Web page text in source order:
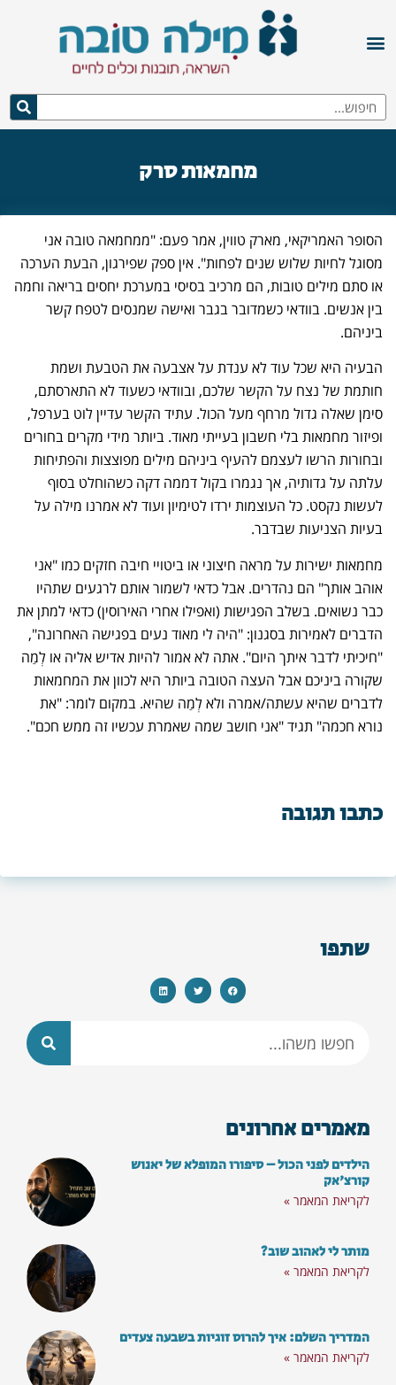
מחמאות סרק
הסופר האמריקאי, מארק טווין, אמר פעם: "ממחמאה טובה אני
מסוגל לחיות שלוש שנים לפחות". אין ספק שפירגון, הבעת הערכה
או סתם מילים טובות, הם מרכיב בסיסי במערכת יחסים בריאה וחמה
בין אנשים. בוודאי כשמדובר בגבר ואישה שמנסים לטפח קשר
ביניהם.
הבעיה היא שכל עוד לא ענדת על אצבעה את הטבעת ושמת
חותמת של נצח על הקשר שלכם, ובוודאי כשעוד לא התארסתם,
סימן שאלה גדול מרחף מעל הכול. עתיד הקשר עדיין לוט בערפל,
ופיזור מחמאות בלי חשבון בעייתי מאוד. ביותר מידי מקרים בחורים
ובחורות הרשו לעצמם להעיף ביניהם מילים מפוצצות והפתיחות
עלתה על גדותיה, אך נגמרו בקול דממה דקה כשהוחלט בסוף
לעשות נקסט. כל העוצמות ירדו לטימיון ועוד לא אמרנו מילה על
בעיות הצניעות שבדבר.
מחמאות ישירות על מראה חיצוני או ביטויי חיבה חזקים כמו "אני
אוהב אותך" הם נהדרים. אבל כדאי לשמור אותם לרגעים שתהיו
כבר נשואים. בשלב הפגישות (ואפילו אחרי האירוסין) כדאי למתן את
הדברים לאמירות בסגנון: "היה לי מאוד נעים בפגישה האחרונה",
"חיכיתי לדבר איתך היום". אתה לא אמור להיות אדיש אליה או לְמַה
שקורה ביניכם אבל העצה הטובה ביותר היא לכוון את המחמאות
לדברים שהיא עשתה/אמרה ולא לְמַה שהיא. במקום לומר: "את
נורא חכמה" תגיד "אני חושב שמה שאמרת עכשיו זה ממש חכם".
כתבו תגובה
שתפו
מאמרים אחרונים
הילדים לפני הכול – סיפורו המופלא של יאנוש
קורצ'אק
לקריאת המאמר »
מותר לי לאהוב שוב?
לקריאת המאמר »
המדריך השלם: איך להרוס זוגיות בשבעה צעדים
לקריאת המאמר »
רוצים לא לפספס את התכנים
והסרטונים החדשים?